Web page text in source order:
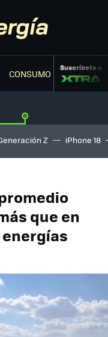
CONSUMO ENERGÉTICO
Suscríbete a
Z iPhone 18
que en
energías